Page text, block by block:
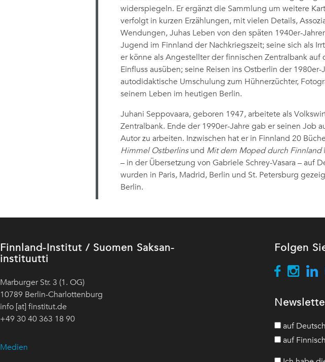
widerspiegeln. Er ergänzt die Sammlung um weitere
verfolgt in kurzen Erzählungen, mit vielen Details,
Wendungen, Juhas Leben von den späten 1940er-
Jugend im Finnland der Nachkriegszeit; seine sich als
er könne als Angestellter der finnischen Zentralbank
Einfluss ausüben; seine Reisen ins Ostberlin der
autodidaktische Umschulung zum Hühnerzüchter,
seinem Leben im heutigen Berlin.
Juhani Seppovaara, geboren 1947, arbeitete als
Zentralbank. Ende der 1990er-Jahre gab er seinen Job
Autor zu arbeiten. Inzwischen hat er in Finnland 20
Himmel Ostberlinsund Mit dem Moped durch Finnland
– in der Übersetzung von Gabriele Schrey-Vasara – auf
wurden in Paris, Madrid, Berlin und St. Petersburg
Berlin.
Finnland-Institut / Suomen Saksan-
instituutti
Marburger Str. 3 (1. OG)
10789 Berlin-Charlottenburg
info [at] finstitut.de
+49 30 40 363 18 90
Medien
Folgen
auf Deutsch
auf Finnisch